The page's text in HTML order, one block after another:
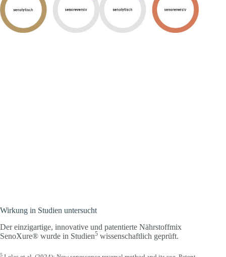
Wirkung in Studien untersucht
Der einzigartige, innovative und patentierte Nährstoffmix
SenoXure® wurde in Studien5 wissenschaftlich geprüft.
5